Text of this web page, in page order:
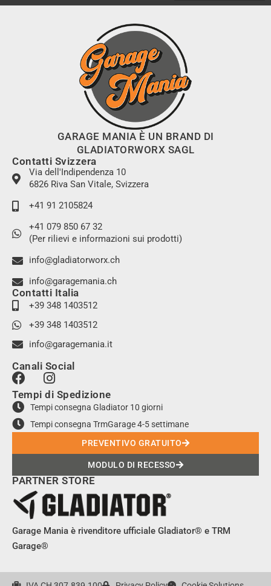
GARAGE MANIA È UN BRAND DI
GLADIATORWORX SAGL
Contatti Svizzera
Via dell'Indipendenza 10
6826 Riva San Vitale, Svizzera
+41 91 2105824
+41 079 850 67 32
(Per rilievi e informazioni sui prodotti)
info@gladiatorworx.ch
info@garagemania.ch
Contatti Italia
+39 348 1403512
+39 348 1403512
info@garagemania.it
Canali Social
F
a
c
e
b
o
I
n
s
t
a
r
m
Tempi di Spedizione
Tempi consegna Gladiator 10 giorni
Tempi consegna TrmGarage 4-5 settimane
PREVENTIVO GRATUITO
MODULO DI RECESSO
PARTNER STORE
Garage Mania è rivenditore ufficiale Gladiator® e TRM
Garage®